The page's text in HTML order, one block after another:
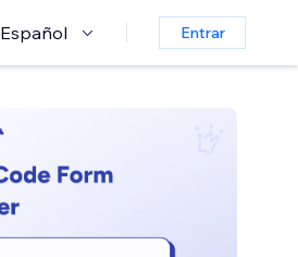
Español Entrar